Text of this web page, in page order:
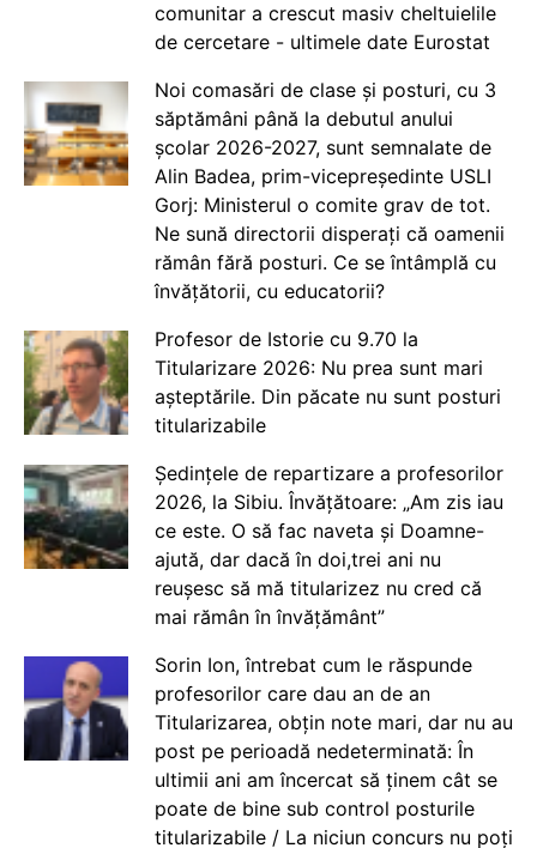
comunitar a crescut masiv cheltuielile
de cercetare - ultimele date Eurostat
Noi comasări de clase și posturi, cu 3
săptămâni până la debutul anului
școlar 2026-2027, sunt semnalate de
Alin Badea, prim-vicepreședinte USLI
Gorj: Ministerul o comite grav de tot.
Ne sună directorii disperați că oamenii
rămân fără posturi. Ce se întâmplă cu
învățătorii, cu educatorii?
Profesor de Istorie cu 9.70 la
Titularizare 2026: Nu prea sunt mari
așteptările. Din păcate nu sunt posturi
titularizabile
Ședințele de repartizare a profesorilor
2026, la Sibiu. Învățătoare: „Am zis iau
ce este. O să fac naveta și Doamne-
ajută, dar dacă în doi,trei ani nu
reușesc să mă titularizez nu cred că
mai rămân în învățământ”
Sorin Ion, întrebat cum le răspunde
profesorilor care dau an de an
Titularizarea, obțin note mari, dar nu au
post pe perioadă nedeterminată: În
ultimii ani am încercat să ținem cât se
poate de bine sub control posturile
titularizabile / La niciun concurs nu poți